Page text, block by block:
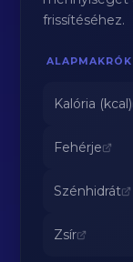
frissítéséhez.
ALAPMAKRÓK
Kalória (kcal)
Fehérje
Szénhidrát
Zsír